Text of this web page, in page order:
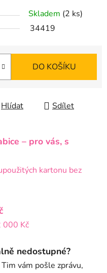
Skladem (2 ks)
34419
DO KOŠÍKU
Hlídat Sdílet
– pro vás, s
kartonu bez
000 Kč
nedostupné?
vám pošle zprávu,